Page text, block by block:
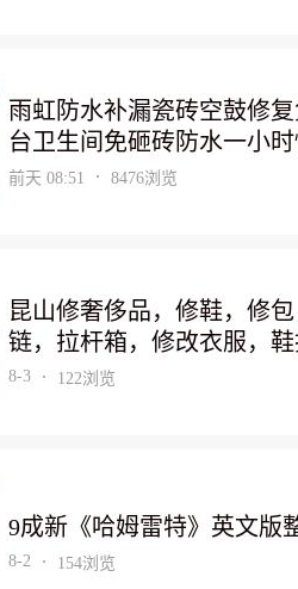
雨虹防水补漏瓷砖空鼓修
台卫生间免砸砖防水一小
用管道检测精准定位
前天 08:51 8476浏览
昆山修奢侈品，修鞋，修
链，拉杆箱，修改衣服，
换面，包包改款式，坏的更
8-3 122浏览
9成新《哈姆雷特》英文版
8-2 154浏览